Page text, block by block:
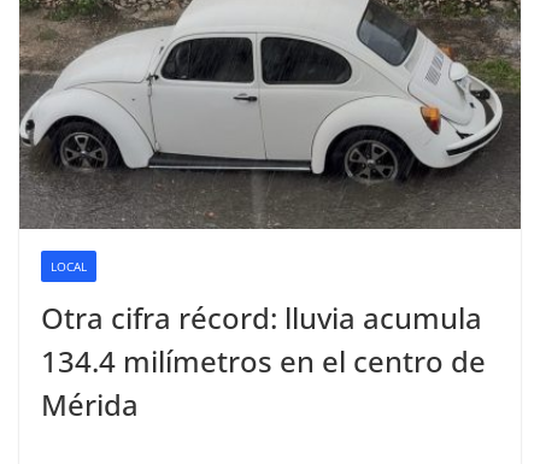
LOCAL
Otra cifra récord: lluvia acumula
134.4 milímetros en el centro de
Mérida